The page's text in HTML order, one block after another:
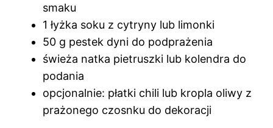
smaku
1 łyżka soku z cytryny lub limonki
50 g pestek dyni do podprażenia
świeża natka pietruszki lub kolendra do
podania
opcjonalnie: płatki chili lub kropla oliwy z
prażonego czosnku do dekoracji